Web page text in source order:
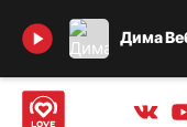
Дима
Найти